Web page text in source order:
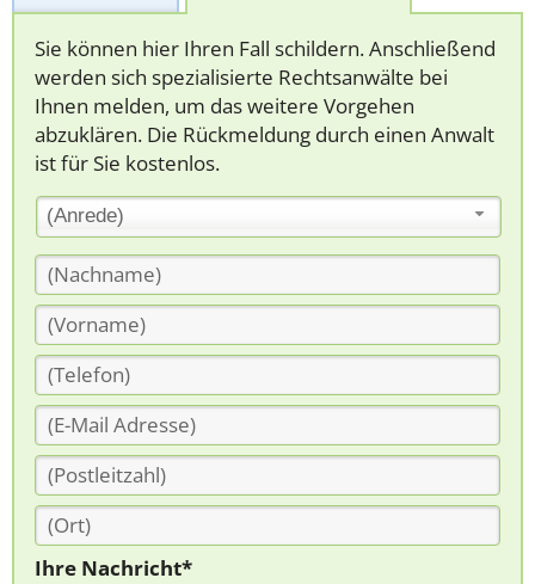
Sie können hier Ihren Fall schildern. Anschließend
werden sich spezialisierte Rechtsanwälte bei
Ihnen melden, um das weitere Vorgehen
abzuklären. Die Rückmeldung durch einen Anwalt
ist für Sie kostenlos.
(Anrede)
Ihre Nachricht*